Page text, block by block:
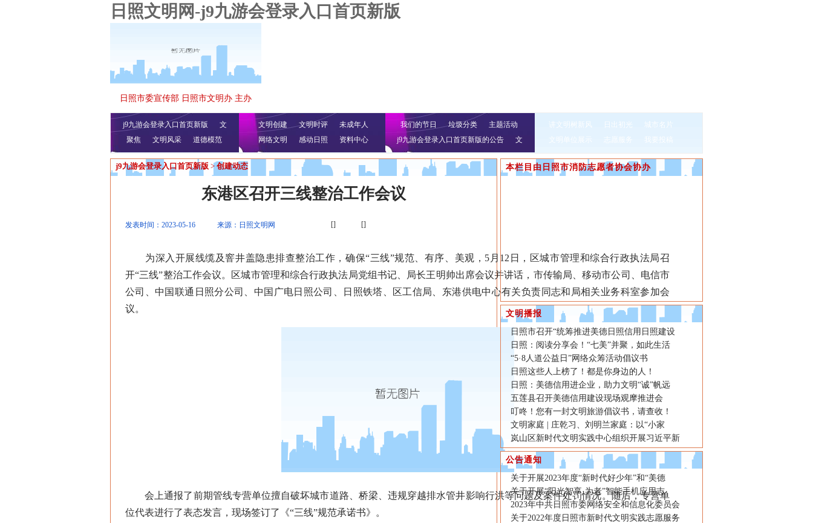
日照文明网-j9九游会登录入口首页新版
日照市委宣传部 日照市文明办 主办
j9九游会登录入口首页新版
文
明播报
公益视频
聚焦 文明风采 道德模范
文明创建 文明时评
未成年人
网络文明
感动日照 资料中心
我们的节日 垃圾分类
主题活动
j9九游会登录入口首页新版的公告
文
明行动
讲文明树新风 日出初光
城市名片
文明单位展示
志愿服务 我要投稿
j9九游会登录入口首页新版 > 创建动态
东港区召开三线整治工作会议
发表时间：2023-05-16 来源：日照文明网 [] []
为深入开展线缆及窨井盖隐患排查整治工作，确保“三线”规范、有序、美观，5月12日，区城市管理和综合行政执法局召
开“三线”整治工作会议。区城市管理和综合行政执法局党组书记、局长王明帅出席会议并讲话，市传输局、移动市公司、电信市
公司、中国联通日照分公司、中国广电日照公司、日照铁塔、区工信局、东港供电中心有关负责同志和局相关业务科室参加会
议。
会上通报了前期管线专营单位擅自破坏城市道路、桥梁、违规穿越排水管井影响行洪等问题及案件处罚情况。随后，专营单
位代表进行了表态发言，现场签订了《“三线”规范承诺书》。
本栏目由日照市消防志愿者协会协办
文明播报
日照市召开“统筹推进美德日照信用日照建设
日照：阅读分享会！“七美”并聚，如此生活
“5·8人道公益日”网络众筹活动倡议书
日照这些人上榜了！都是你身边的人！
日照：美德信用进企业，助力文明“诚”帆远
五莲县召开美德信用建设现场观摩推进会
叮咚！您有一封文明旅游倡议书，请查收！
文明家庭 | 庄乾习、刘明兰家庭：以“小家
岚山区新时代文明实践中心组织开展习近平新
公告通知
关于开展2023年度“新时代好少年”和“美德
关于开展“阳光智享·为老”智能手机应用志
2023年中共日照市委网络安全和信息化委员会
关于2022年度日照市新时代文明实践志愿服务